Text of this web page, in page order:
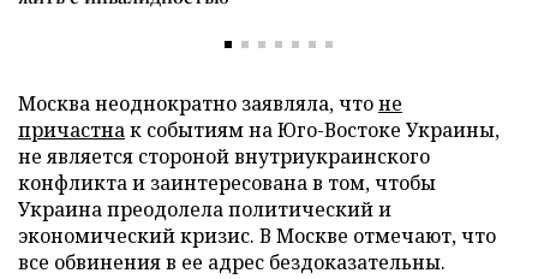
Москва неоднократно заявляла, чтоне
причастнак событиям на Юго-Востоке Украины,
не является стороной внутриукраинского
конфликта и заинтересована в том, чтобы
Украина преодолела политический и
экономический кризис. В Москве отмечают, что
все обвинения в ее адрес бездоказательны.